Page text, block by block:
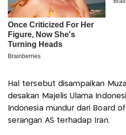
Hal tersebut disampaikan
desakan Majelis Ulama
Indonesia mundur dari Board
serangan AS terhadap Iran.